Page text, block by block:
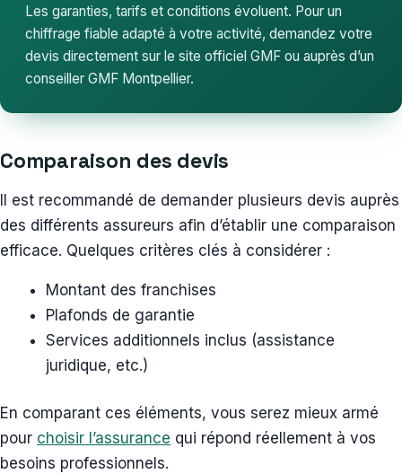
Les garanties, tarifs et conditions évoluent. Pour un
chiffrage fiable adapté à votre activité, demandez votre
devis directement sur le site officiel GMF ou auprès d’un
conseiller GMF Montpellier.
Comparaison des devis
Il est recommandé de demander plusieurs devis auprès
des différents assureurs afin d’établir une comparaison
efficace. Quelques critères clés à considérer :
Montant des franchises
Plafonds de garantie
Services additionnels inclus (assistance
juridique, etc.)
En comparant ces éléments, vous serez mieux armé
pour choisir l’assurance qui répond réellement à vos
besoins professionnels.